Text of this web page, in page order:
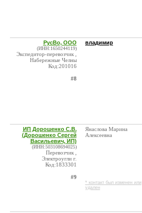
РусВо, ООО
(ИНН:1650244119)
Экспедитор-перевозчик ,
Набережные Челны
Код:201016
#8
владимир
ИП Дорошенко С.В.
(Дорошенко Сергей
Васильевич, ИП)
(ИНН:503108694025)
Перевозчик ,
Электроугли г.
Код:1833301
#9
Янаслова Марина
Алексеевна
* контакт был изменен или
удален